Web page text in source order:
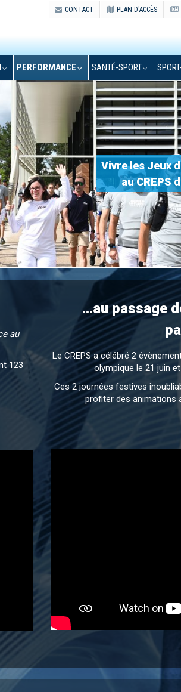
CONTACT PLAN D'ACCÈS
PERFORMANCE SANTÉ-SPORT
Vivre les Jeux
au CREPS
au
123
...au passage
Le CREPS a célébré 2
olympique le 21 juin
Ces 2 journées festives
profiter des animations